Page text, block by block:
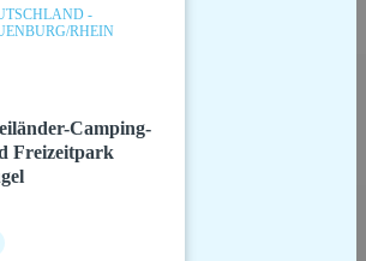
-
RHEIN
Camping-
Freizeitpark